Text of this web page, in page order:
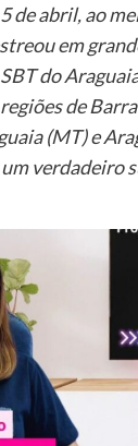
de abril, ao
em
do
de
(MT) e
verdadeiro